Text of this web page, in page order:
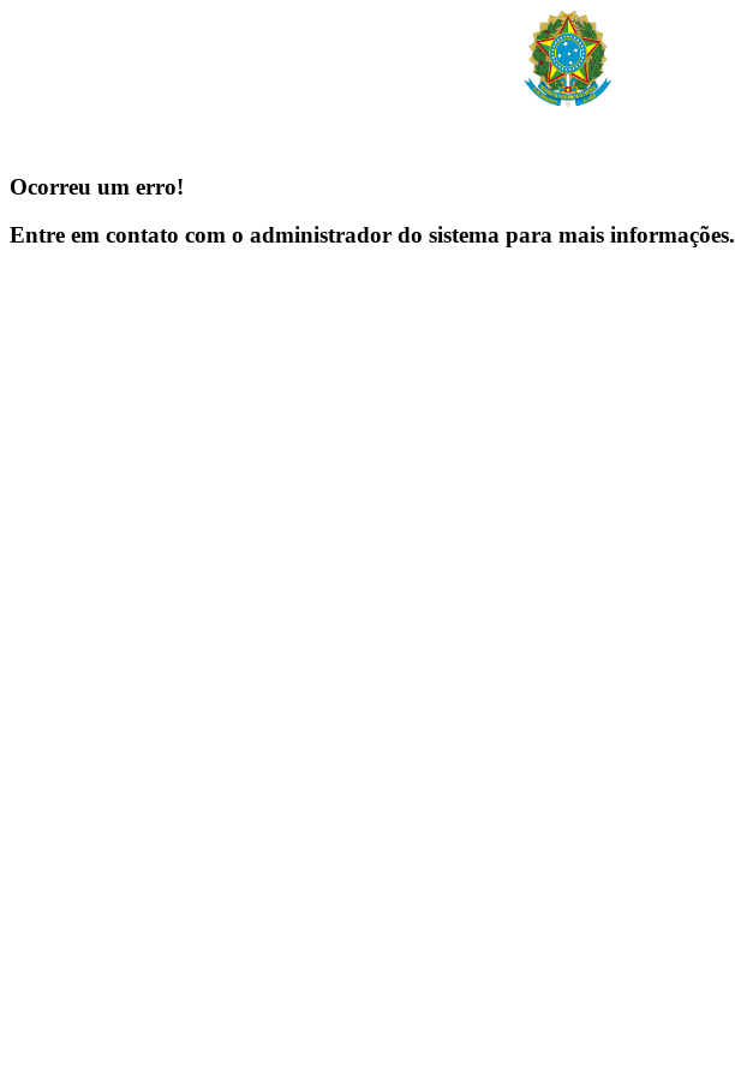
Ocorreu um erro!
Entre em contato com o administrador do sistema para mais informações.